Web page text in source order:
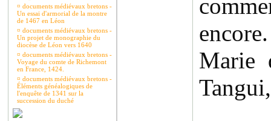
¤ documents médiévaux bretons -
Un essai d'armorial de la montre
de 1467 en Léon
¤ documents médiévaux bretons -
Un projet de monographie du
diocèse de Léon vers 1640
¤ documents médiévaux bretons -
Voyage du comte de Richemont
en France, 1424.
¤ documents médiévaux bretons -
Éléments généalogiques de
l'enquête de 1341 sur la
succession du duché
encore.
Marie